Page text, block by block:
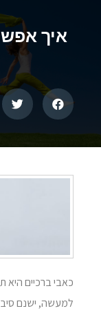
איך
כאבי ברכיים היא
למעשה, ישנם